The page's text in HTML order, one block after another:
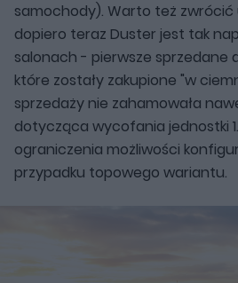
samochody). Warto też zwrócić
dopiero teraz Duster jest tak
salonach - pierwsze sprzedane
które zostały zakupione "w
sprzedaży nie zahamowała
dotycząca wycofania jednostki
ograniczenia możliwości
przypadku topowego wariantu.